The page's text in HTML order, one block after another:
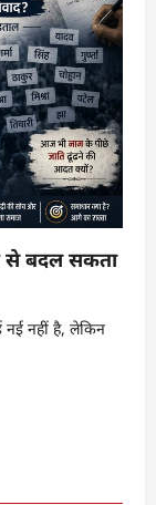
से बदल सकता
नई नहीं है, लेकिन